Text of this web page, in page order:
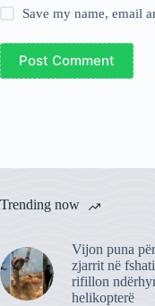
Save my name, email
Post Comment
Trending now
Vijon puna
zjarrit në
rifillon
helikopterë